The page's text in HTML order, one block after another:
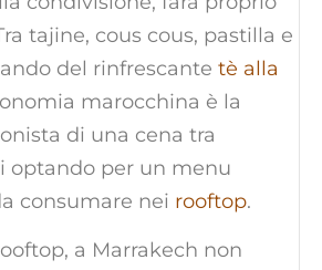
tajine, cous cous, pastilla e
del rinfrescante tè alla
marocchina è la
di una cena tra
optando per un menu
consumare nei rooftop.
a Marrakech non